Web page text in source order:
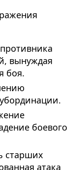
вынуждая
боя.
боевого
старших
атака